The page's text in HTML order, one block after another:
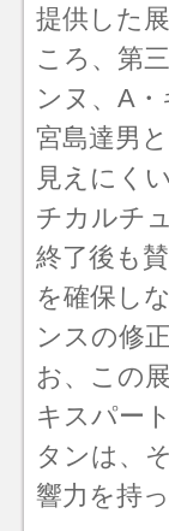
提供した
ころ、第
ンヌ、A
宮島達男
見えにく
チカルチ
終了後も
を確保し
ンスの修
お、この
キスパー
タンは、
響力を持